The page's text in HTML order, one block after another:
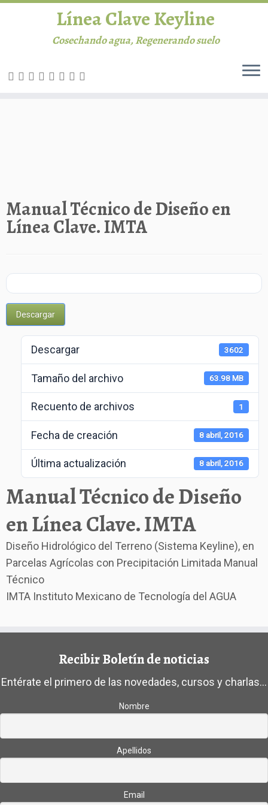
Línea Clave Keyline
Cosechando agua, Regenerando suelo
Ganadería
Enlaces
Contacto
Manual Técnico de Diseño en
Línea Clave. IMTA
Descargar
Descargar 3602
Tamaño del archivo 63.98 MB
Recuento de archivos 1
Fecha de creación 8 abril, 2016
Última actualización 8 abril, 2016
Manual Técnico de Diseño
en Línea Clave. IMTA
Diseño Hidrológico del Terreno (Sistema Keyline), en
Parcelas Agrícolas con Precipitación Limitada Manual
Técnico
IMTA Instituto Mexicano de Tecnología del AGUA
Recibir Boletín de noticias
Entérate el primero de las novedades, cursos y charlas...
Nombre
Apellidos
Email